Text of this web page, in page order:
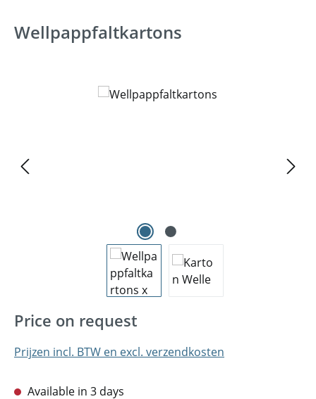
Wellpappfaltkartons
Afbeeldingengalerij overslaan
Price on request
Prijzen incl. BTW en excl. verzendkosten
Available in 3 days